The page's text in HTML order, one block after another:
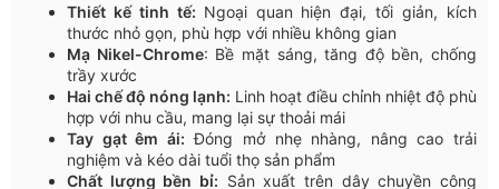
Thiết kế tinh tế: Ngoại quan hiện đại, tối giản, kích
thước nhỏ gọn, phù hợp với nhiều không gian
Mạ Nikel-Chrome: Bề mặt sáng,tăng độ bền, chống
trầy xước
Hai chế độ nóng lạnh: Linh hoạt điều chỉnh nhiệt độ phù
hợp với nhu cầu, mang lại sự thoải mái
Tay gạt êm ái: Đóng mở nhẹ nhàng, nâng cao trải
nghiệm và kéo dài tuổi thọ sản phẩm
Chất lượng bền bỉ: Sản xuất trên dây chuyền công